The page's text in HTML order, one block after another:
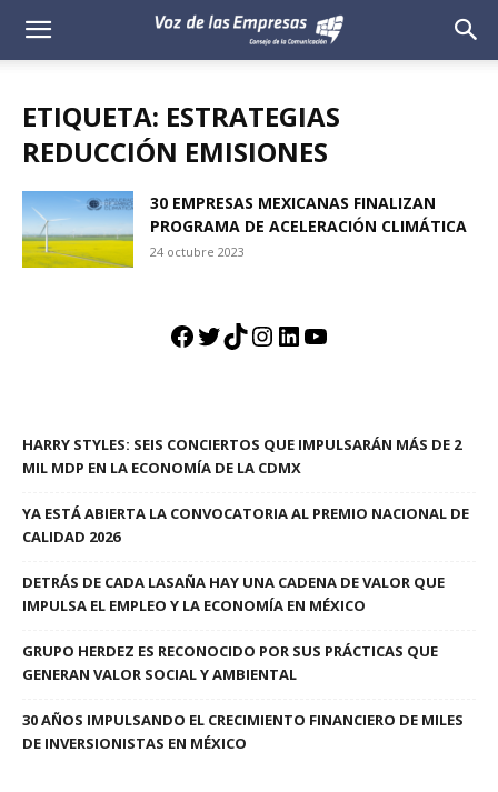
Voz
Empresas
ETIQUETA: ESTRATEGIAS
REDUCCIÓN EMISIONES
30 EMPRESAS MEXICANAS FINALIZAN
PROGRAMA DE ACELERACIÓN CLIMÁTICA
24 octubre 2023
Facebook
Twitter
TikTok
Instagram
LinkedIn
YouTube
HARRY STYLES: SEIS CONCIERTOS QUE IMPULSARÁN MÁS DE 2
MIL MDP EN LA ECONOMÍA DE LA CDMX
YA ESTÁ ABIERTA LA CONVOCATORIA AL PREMIO NACIONAL DE
CALIDAD 2026
DETRÁS DE CADA LASAÑA HAY UNA CADENA DE VALOR QUE
IMPULSA EL EMPLEO Y LA ECONOMÍA EN MÉXICO
GRUPO HERDEZ ES RECONOCIDO POR SUS PRÁCTICAS QUE
GENERAN VALOR SOCIAL Y AMBIENTAL
30 AÑOS IMPULSANDO EL CRECIMIENTO FINANCIERO DE MILES
DE INVERSIONISTAS EN MÉXICO